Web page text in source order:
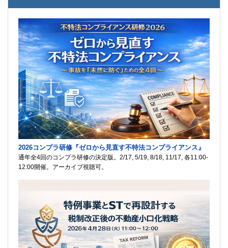
2026コンプラ研修『ゼロから見直す不特法コンプライアンス』
通年全4回のコンプラ研修の決定版。2/17, 5/19, 8/18, 11/17, 各11:00-
12:00開催。アーカイブ視聴可。